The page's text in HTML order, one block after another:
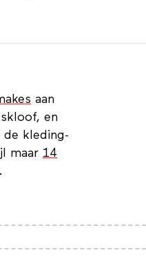
aan
en
de kleding-
maar 14